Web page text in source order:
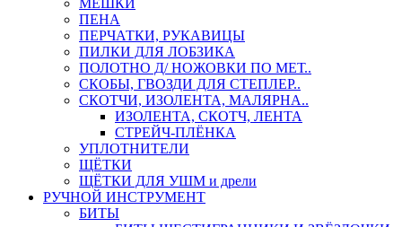
МЕШКИ
ПЕНА
ПЕРЧАТКИ, РУКАВИЦЫ
ПИЛКИ ДЛЯ ЛОБЗИКА
ПОЛОТНО Д/ НОЖОВКИ ПО МЕТ..
СКОБЫ, ГВОЗДИ ДЛЯ СТЕПЛЕР..
СКОТЧИ, ИЗОЛЕНТА, МАЛЯРНА..
ИЗОЛЕНТА, СКОТЧ, ЛЕНТА
СТРЕЙЧ-ПЛЁНКА
УПЛОТНИТЕЛИ
ЩЁТКИ
ЩЁТКИ ДЛЯ УШМ и дрели
РУЧНОЙ ИНСТРУМЕНТ
БИТЫ